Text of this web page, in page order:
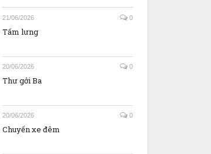
21/06/2026 0
Tấm lưng
20/06/2026 0
Thư gởi Ba
20/06/2026 0
Chuyến xe đêm